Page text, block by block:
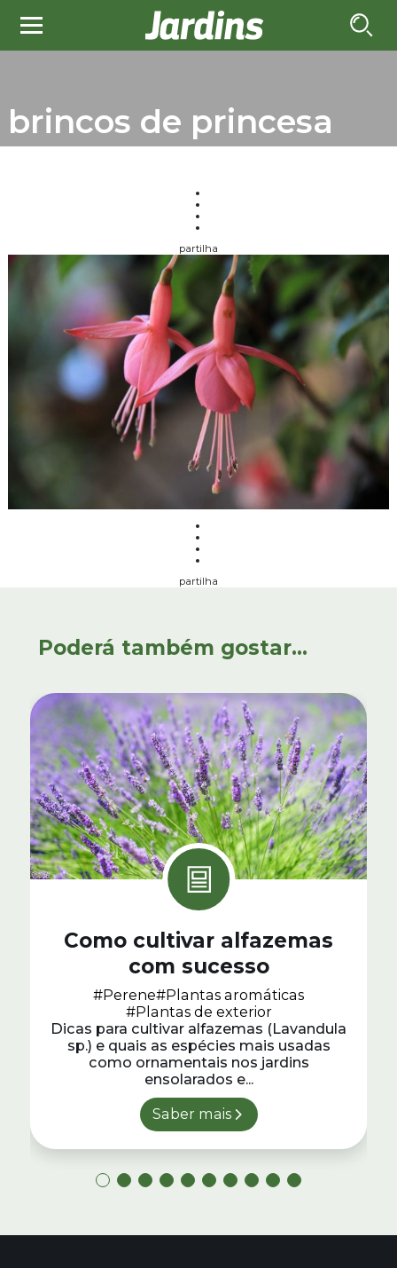
brincos de princesa
partilha
partilha
Poderá também gostar...
Como cultivar alfazemas
com sucesso
#Perene#Plantas aromáticas
#Plantas de exterior
Dicas para cultivar alfazemas (Lavandula
sp.) e quais as espécies mais usadas
como ornamentais nos jardins
ensolarados e...
Saber mais